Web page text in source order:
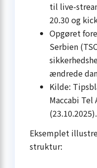
til live-
20.30 og
Op­gø­ret
Serbien
ændrede
Kilde:
Maccabi Tel
(23.10.2025).
Eksemplet
struktur: